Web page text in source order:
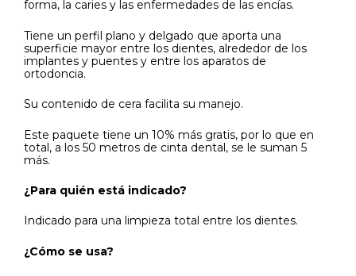
forma, la caries y las enfermedades de las encías.
Tiene un perfil plano y delgado que aporta una
superficie mayor entre los dientes, alrededor de los
implantes y puentes y entre los aparatos de
ortodoncia.
Su contenido de cera facilita su manejo.
Este paquete tiene un 10% más gratis, por lo que en
total, a los 50 metros de cinta dental, se le suman 5
más.
¿Para quién está indicado?
Indicado para una limpieza total entre los dientes.
¿Cómo se usa?